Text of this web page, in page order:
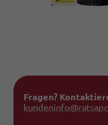
Fragen?